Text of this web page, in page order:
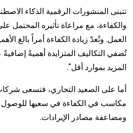
تتبنى المنشورات الرقمية الذكاء
والكفاءة، مع مراعاة تأثيره المحتمل
العمل. وتُعدّ زيادة الكفاءة أمراً بالغ
تُضفي التكاليف المتزايدة أهميةً إضافيةً
المزيد بموارد أقل".
أما على الصعيد التجاري، فتسعى
مكاسب في الكفاءة في سعيها للوصول
ومضاعفة مصادر الإيرادات.